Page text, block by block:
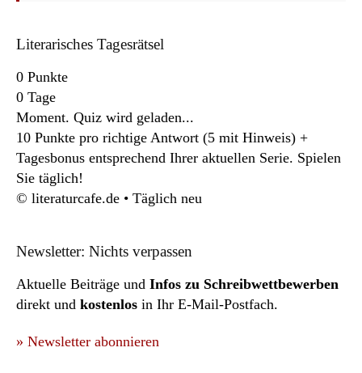
Literarisches Tagesrätsel
0 Punkte
0 Tage
Moment. Quiz wird geladen...
10 Punkte pro richtige Antwort (5 mit Hinweis) +
Tagesbonus entsprechend Ihrer aktuellen Serie. Spielen
Sie täglich!
© literaturcafe.de • Täglich neu
Newsletter: Nichts verpassen
Aktuelle Beiträge und Infos zu Schreibwettbewerben
direkt und kostenlos in Ihr E-Mail-Postfach.
» Newsletter abonnieren